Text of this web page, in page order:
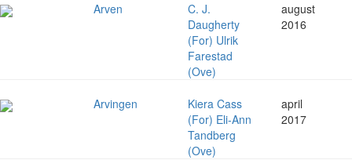
Arven
C. J.
Daugherty
(For) Ulrik
Farestad
(Ove)
august
2016
Arvingen
Kiera Cass
(For) Eli-Ann
Tandberg
(Ove)
april
2017